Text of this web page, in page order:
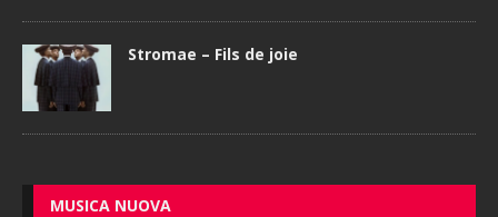
Stromae – Fils de joie
MUSICA NUOVA